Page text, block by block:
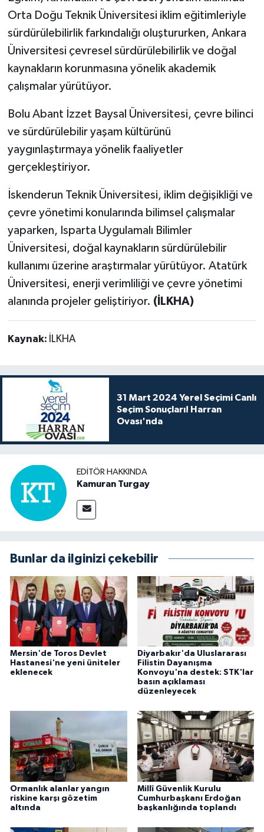
Orta Doğu Teknik Üniversitesi iklim eğitimleriyle
sürdürülebilirlik farkındalığı oluştururken, Ankara
Üniversitesi çevresel sürdürülebilirlik ve doğal
kaynakların korunmasına yönelik akademik
çalışmalar yürütüyor.
Bolu Abant İzzet Baysal Üniversitesi, çevre bilinci
ve sürdürülebilir yaşam kültürünü
yaygınlaştırmaya yönelik faaliyetler
gerçekleştiriyor.
İskenderun Teknik Üniversitesi, iklim değişikliği ve
çevre yönetimi konularında bilimsel çalışmalar
yaparken, Isparta Uygulamalı Bilimler
Üniversitesi, doğal kaynakların sürdürülebilir
kullanımı üzerine araştırmalar yürütüyor. Atatürk
Üniversitesi, enerji verimliliği ve çevre yönetimi
alanında projeler geliştiriyor. (İLKHA)
Kaynak: İLKHA
31 Mart 2024 Yerel Seçimi Canlı
Seçim Sonuçları! Harran
Ovası'nda
EDITÖR HAKKINDA
Kamuran Turgay
Bunlar da ilginizi çekebilir
Mersin'de Toros Devlet
Hastanesi'ne yeni üniteler
eklenecek
Diyarbakır'da Uluslararası
Filistin Dayanışma
Konvoyu'na destek: STK'lar
basın açıklaması
düzenleyecek
Ormanlık alanlar yangın
riskine karşı gözetim
altında
Millî Güvenlik Kurulu
Cumhurbaşkanı Erdoğan
başkanlığında toplandı